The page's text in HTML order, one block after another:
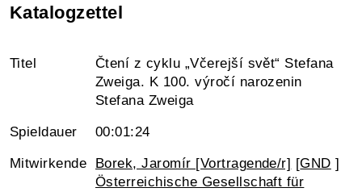
Katalogzettel
Titel
Čtení z cyklu „Včerejší svět“ Stefana
Zweiga. K 100. výročí narozenin
Stefana Zweiga
Spieldauer 00:01:24
Mitwirkende Borek, Jaromír [Vortragende/r] [GND ]
Österreichische Gesellschaft für